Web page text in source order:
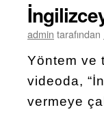
admin tarafından
Yöntem ve
videoda,
vermeye